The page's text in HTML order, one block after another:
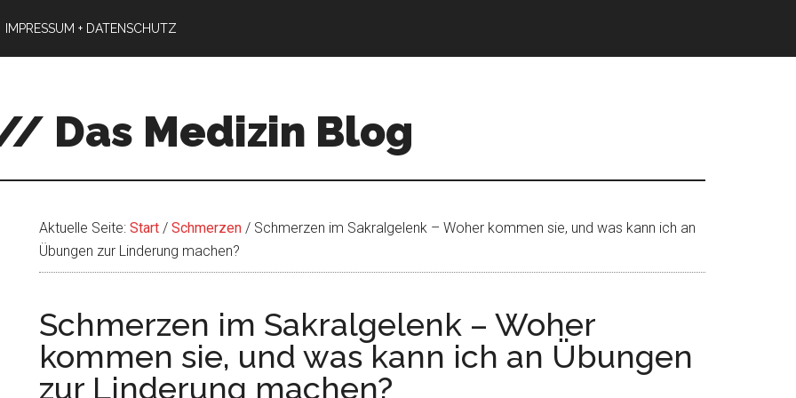
IMPRESSUM + DATENSCHUTZ
Das Medizin Blog
Aktuelle Seite: Start / Schmerzen / Schmerzen im Sakralgelenk – Woher kommen sie, und was kann ich an
Übungen zur Linderung machen?
Schmerzen im Sakralgelenk – Woher
kommen sie, und was kann ich an Übungen
zur Linderung machen?